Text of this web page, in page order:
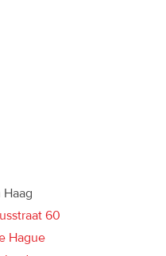
Haag
60
Hague